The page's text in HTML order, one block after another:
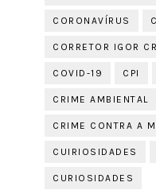
CORONAVÍRUS
CORRETOR IGOR
COVID-19 CPI
CRIME AMBIENTAL
CRIME CONTRA A
CUIRIOSIDADES
CURIOSIDADES